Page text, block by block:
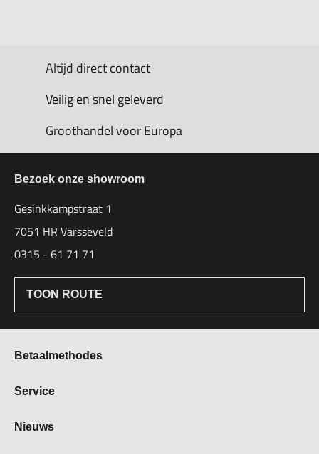
Altijd direct contact
Veilig en snel geleverd
Groothandel voor Europa
Bezoek onze showroom
Gesinkkampstraat 1
7051 HR Varsseveld
0315 - 61 71 71
TOON ROUTE
Betaalmethodes
Bestellen & Betalen
Contract herroepen
Service
Over Hogetex
Nieuws